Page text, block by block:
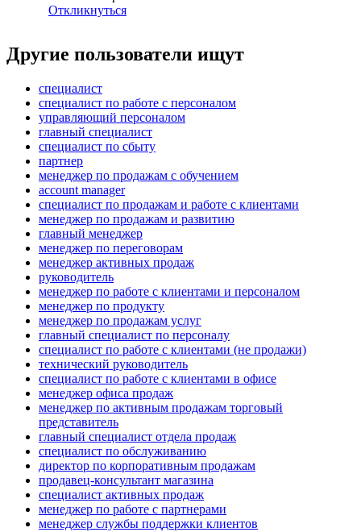
Откликнуться
Другие пользователи ищут
специалист
специалист по работе с персоналом
управляющий персоналом
главный специалист
специалист по сбыту
партнер
менеджер по продажам с обучением
account manager
специалист по продажам и работе с клиентами
менеджер по продажам и развитию
главный менеджер
менеджер по переговорам
менеджер активных продаж
руководитель
менеджер по работе с клиентами и персоналом
менеджер по продукту
менеджер по продажам услуг
главный специалист по персоналу
специалист по работе с клиентами (не продажи)
технический руководитель
специалист по работе с клиентами в офисе
менеджер офиса продаж
менеджер по активным продажам торговый
представитель
главный специалист отдела продаж
специалист по обслуживанию
директор по корпоративным продажам
продавец-консультант магазина
специалист активных продаж
менеджер по работе с партнерами
менеджер службы поддержки клиентов